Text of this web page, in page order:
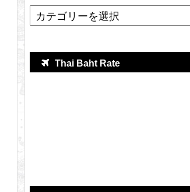
Thai Baht Rate